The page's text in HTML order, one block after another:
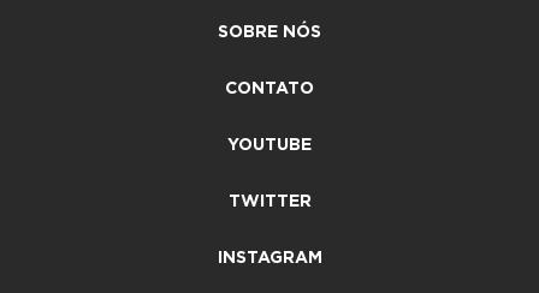
SOBRE NÓS
CONTATO
YOUTUBE
TWITTER
INSTAGRAM